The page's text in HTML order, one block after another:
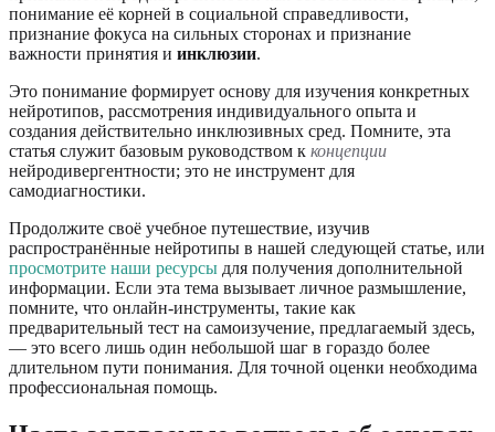
понимание её корней в социальной справедливости,
признание фокуса на сильных сторонах и признание
важности принятия и инклюзии.
Это понимание формирует основу для изучения конкретных
нейротипов, рассмотрения индивидуального опыта и
создания действительно инклюзивных сред. Помните, эта
статья служит базовым руководством к концепции
нейродивергентности; это не инструмент для
самодиагностики.
Продолжите своё учебное путешествие, изучив
распространённые нейротипы в нашей следующей статье, или
просмотрите наши ресурсы для получения дополнительной
информации. Если эта тема вызывает личное размышление,
помните, что онлайн-инструменты, такие как
предварительный тест на самоизучение, предлагаемый здесь,
— это всего лишь один небольшой шаг в гораздо более
длительном пути понимания. Для точной оценки необходима
профессиональная помощь.